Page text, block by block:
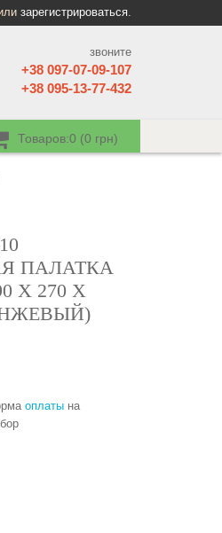
зарегистрироваться.
Товаров:0 (0 грн)
звоните
+38 097-07-09-107
+38 095-13-77-432
ПАЛАТКА
Х 270 Х
оплаты на